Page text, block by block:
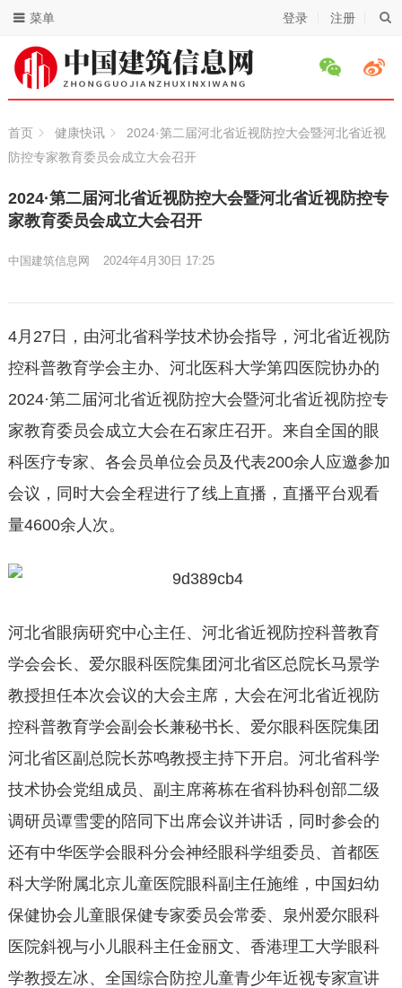
登录 注册
菜单
首页 健康快讯
2024·第二届河北省近视防控大会暨河北省近视
防控专家教育委员会成立大会召开
2024·第二届河北省近视防控大会暨河北省近视防控专
家教育委员会成立大会召开
中国建筑信息网 2024年4月30日 17:25
4月27日，由河北省科学技术协会指导，河北省近视防
控科普教育学会主办、河北医科大学第四医院协办的
2024·第二届河北省近视防控大会暨河北省近视防控专
家教育委员会成立大会在石家庄召开。来自全国的眼
科医疗专家、各会员单位会员及代表200余人应邀参加
会议，同时大会全程进行了线上直播，直播平台观看
量4600余人次。
河北省眼病研究中心主任、河北省近视防控科普教育
学会会长、爱尔眼科医院集团河北省区总院长马景学
教授担任本次会议的大会主席，大会在河北省近视防
控科普教育学会副会长兼秘书长、爱尔眼科医院集团
河北省区副总院长苏鸣教授主持下开启。河北省科学
技术协会党组成员、副主席蒋栋在省科协科创部二级
调研员谭雪雯的陪同下出席会议并讲话，同时参会的
还有中华医学会眼科分会神经眼科学组委员、首都医
科大学附属北京儿童医院眼科副主任施维，中国妇幼
保健协会儿童眼保健专家委员会常委、泉州爱尔眼科
医院斜视与小儿眼科主任金丽文、香港理工大学眼科
学教授左冰、全国综合防控儿童青少年近视专家宣讲